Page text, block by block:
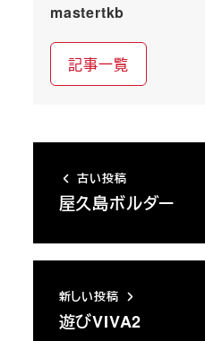
mastertkb
記事一覧
古い投稿
屋久島ボルダー
新しい投稿
遊びVIVA2